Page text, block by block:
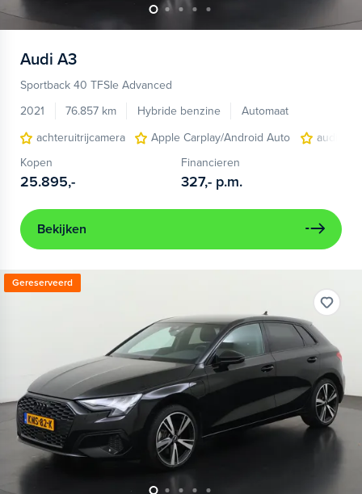
Audi A3
Sportback 40 TFSIe Advanced
2021
76.857 km Hybride benzine
Automaat
achteruitrijcamera
Apple Carplay/Android Auto
audio
Kopen
25.895,-
Financieren
327,- p.m.
Bekijken
Gereserveerd